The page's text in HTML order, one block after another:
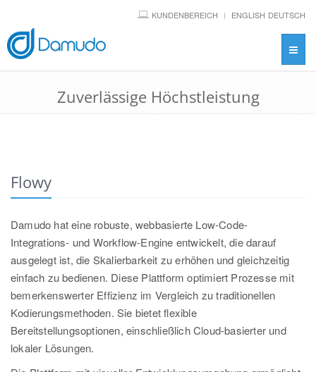
KUNDENBEREICH ENGLISH DEUTSCH
Zuverlässige Höchstleistung
Flowy
Damudo hat eine robuste, webbasierte Low-Code-
Integrations- und Workflow-Engine entwickelt, die darauf
ausgelegt ist, die Skalierbarkeit zu erhöhen und gleichzeitig
einfach zu bedienen. Diese Plattform optimiert Prozesse mit
bemerkenswerter Effizienz im Vergleich zu traditionellen
Kodierungsmethoden. Sie bietet flexible
Bereitstellungsoptionen, einschließlich Cloud-basierter und
lokaler Lösungen.